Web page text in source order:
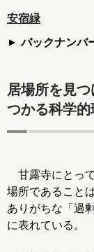
安宿緑
バックナンバ
居場所を見
つかる科学的
甘露寺にとっ
場所であること
ありがちな「過
に表れている。